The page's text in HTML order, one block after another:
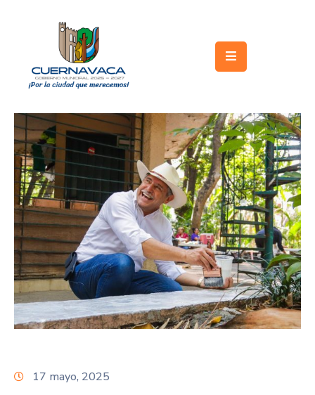
Gobierno
Turismo
Trámites
y
Servicios
Licitaciones
Transparencia
Directorio
Citas
17 mayo, 2025